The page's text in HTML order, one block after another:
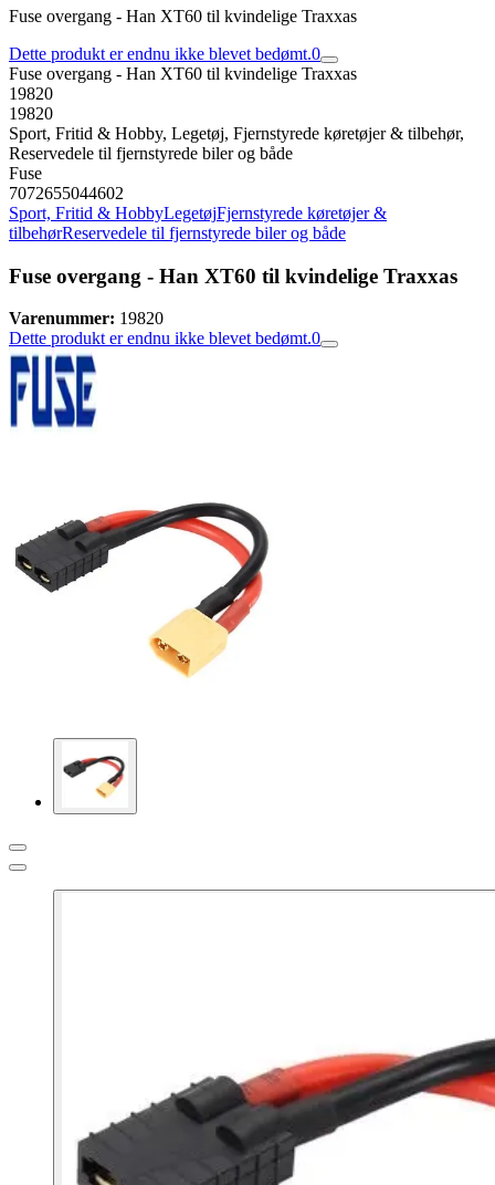
Fuse overgang - Han XT60 til kvindelige Traxxas
Dette produkt er endnu ikke blevet bedømt.0
Fuse overgang - Han XT60 til kvindelige Traxxas
19820
19820
Sport, Fritid & Hobby, Legetøj, Fjernstyrede køretøjer & tilbehør,
Reservedele til fjernstyrede biler og både
Fuse
7072655044602
Sport, Fritid & HobbyLegetøjFjernstyrede køretøjer &
tilbehørReservedele til fjernstyrede biler og både
Fuse overgang - Han XT60 til kvindelige Traxxas
Varenummer: 19820
Dette produkt er endnu ikke blevet bedømt.0